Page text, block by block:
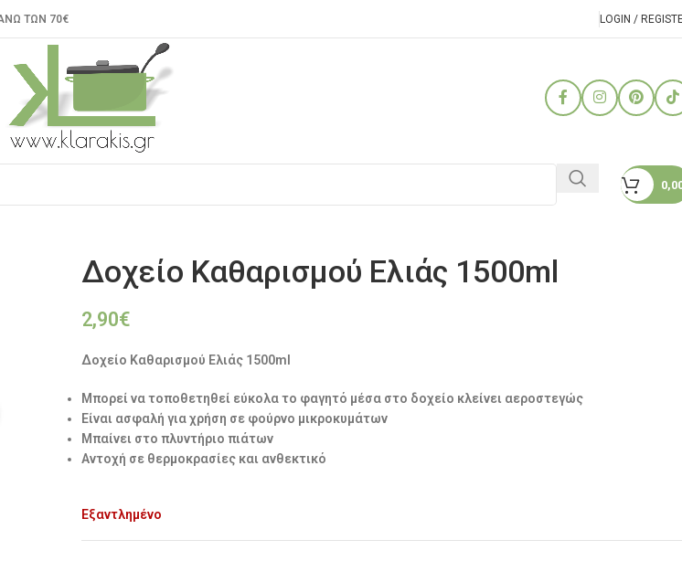
ΤΩΝ 70€ LOGIN /
Δοχείο Καθαρισμού Ελιάς 1500ml
2,90€
Δοχείο Καθαρισμού Ελιάς 1500ml
Μπορεί να τοποθετηθεί εύκολα το φαγητό μέσα στο δοχείο κλείνει αεροστεγώς
Είναι ασφαλή για χρήση σε φούρνο μικροκυμάτων
Μπαίνει στο πλυντήριο πιάτων
Αντοχή σε θερμοκρασίες και ανθεκτικό
Εξαντλημένο